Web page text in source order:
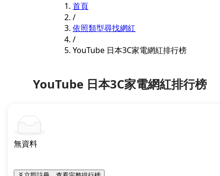
首頁
/
依照類型尋找網紅
/
YouTube 日本3C家電網紅排行榜
YouTube 日本3C家電網紅排行榜
無資料